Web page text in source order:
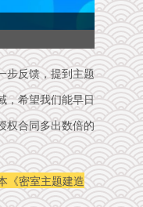
步反馈，提到主题
，希望我们能早日
权合同多出数倍的
《密室主题建造